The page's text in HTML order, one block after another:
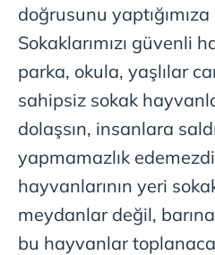
doğrusunu
Sokaklarımızı güvenli
parka, okula, yaşlılar
sahipsiz sokak
dolaşsın, insanlara
yapmamazlık
hayvanlarının yeri
meydanlar değil,
bu hayvanlar